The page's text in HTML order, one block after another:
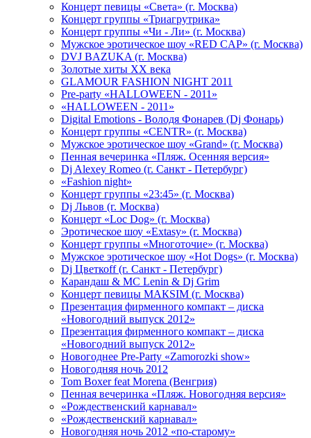
Концерт певицы «Света» (г. Москва)
Концерт группы «Триагрутрика»
Концерт группы «Чи - Ли» (г. Москва)
Мужское эротическое шоу «RED CAP» (г. Москва)
DVJ BAZUKA (г. Москва)
Золотые хиты XX века
GLAMOUR FASHION NIGHT 2011
Pre-party «HALLOWEEN - 2011»
«HALLOWEEN - 2011»
Digital Emotions - Володя Фонарев (Dj Фонарь)
Концерт группы «CENTR» (г. Москва)
Мужское эротическое шоу «Grand» (г. Москва)
Пенная вечеринка «Пляж. Осенняя версия»
Dj Alexey Romeo (г. Санкт - Петербург)
«Fashion night»
Концерт группы «23:45» (г. Москва)
Dj Львов (г. Москва)
Концерт «Loc Dog» (г. Москва)
Эротическое шоу «Extasy» (г. Москва)
Концерт группы «Многоточие» (г. Москва)
Мужское эротическое шоу «Hot Dogs» (г. Москва)
Dj Цветкоff (г. Санкт - Петербург)
Карандаш & МС Lenin & Dj Grim
Концерт певицы МАКSIМ (г. Москва)
Презентация фирменного компакт – диска
«Новогодний выпуск 2012»
Презентация фирменного компакт – диска
«Новогодний выпуск 2012»
Новогоднее Pre-Party «Zamorozki show»
Новогодняя ночь 2012
Tom Boxer feat Morena (Венгрия)
Пенная вечеринка «Пляж. Новогодняя версия»
«Рождественский карнавал»
«Рождественский карнавал»
Новогодняя ночь 2012 «по-старому»